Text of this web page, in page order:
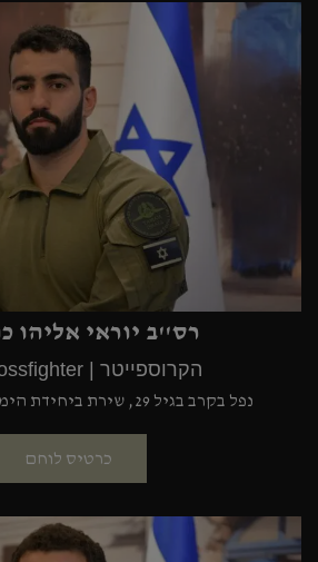
רס''ב יוראי אליהו
הקרוספייטר | The Crossfighter
נפל בקרב בגיל 29, שירת ביחידת הימ"מ במשך 4 שנים
כרטיס לוחם